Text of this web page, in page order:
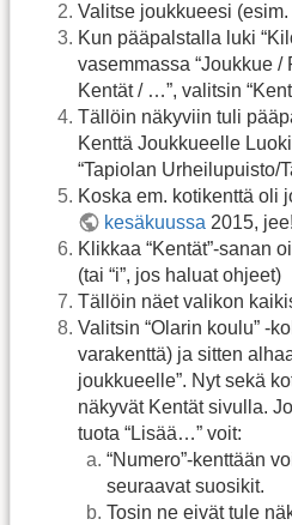
Valitse joukkueesi
Kun pääpalstalla luki
vasemmassa “Joukkue
Kentät / …”, valitsin
Tällöin näkyviin tuli
Kenttä Joukkueelle
“Tapiolan Urheilupuisto/
Koska em. kotikenttä oli
kesäkuussa 2015,
Klikkaa “Kentät”-sanan
(tai “i”, jos haluat ohjeet)
Tällöin näet valikon
Valitsin “Olarin koulu” -
varakenttä) ja sitten
joukkueelle”. Nyt sekä
näkyvät Kentät sivulla.
tuota “Lisää…” voit:
“Numero”-kenttään
seuraavat suosikit.
Tosin ne eivät tule